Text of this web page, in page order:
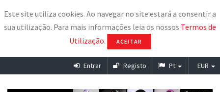
Este site utiliza cookies. Ao navegar no site estará a consentir a
sua utilização. Para mais informações leia os nossos Termos de
Utilização. ACEITAR
Entrar Registo Pt EUR